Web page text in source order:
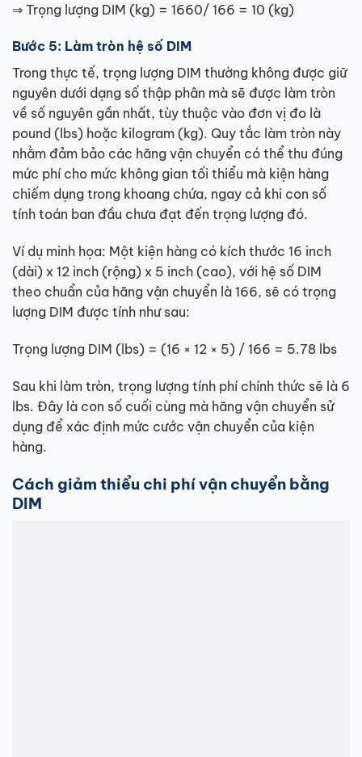
⇒ Trọng lượng DIM (kg) = 1660/ 166 = 10 (kg)
Bước 5: Làm tròn hệ số DIM
Trong thực tế, trọng lượng DIM thường không được giữ
nguyên dưới dạng số thập phân mà sẽ được làm tròn
về số nguyên gần nhất, tùy thuộc vào đơn vị đo là
pound (lbs) hoặc kilogram (kg). Quy tắc làm tròn này
nhằm đảm bảo các hãng vận chuyển có thể thu đúng
mức phí cho mức không gian tối thiểu mà kiện hàng
chiếm dụng trong khoang chứa, ngay cả khi con số
tính toán ban đầu chưa đạt đến trọng lượng đó.
Ví dụ minh họa: Một kiện hàng có kích thước 16 inch
(dài) x 12 inch (rộng) x 5 inch (cao), với hệ số DIM
theo chuẩn của hãng vận chuyển là 166, sẽ có trọng
lượng DIM được tính như sau:
Trọng lượng DIM (lbs) = (16 × 12 × 5) / 166 = 5.78 lbs
Sau khi làm tròn, trọng lượng tính phí chính thức sẽ là 6
lbs. Đây là con số cuối cùng mà hãng vận chuyển sử
dụng để xác định mức cước vận chuyển của kiện
hàng.
Cách giảm thiểu chi phí vận chuyển bằng
DIM